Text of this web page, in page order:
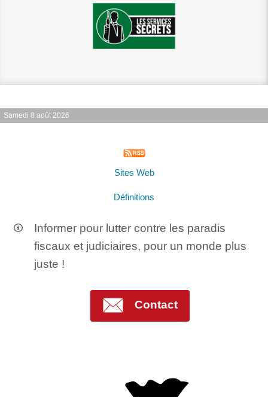
Samedi 8 août 2026
Sites Web
Définitions
Informer pour lutter contre les paradis
fiscaux et judiciaires, pour un monde plus
juste !
Contact